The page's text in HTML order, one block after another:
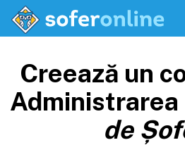
Creează un
Administrarea
de